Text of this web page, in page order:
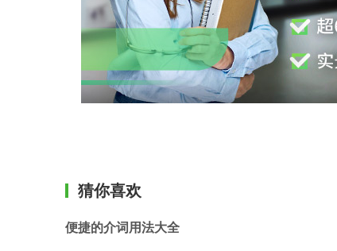
猜你喜欢
便捷的介词用法大全